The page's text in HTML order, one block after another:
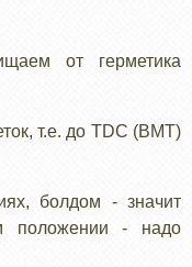
от герметика
т.е. до TDC (ВМТ)
болдом - значит
положении - надо